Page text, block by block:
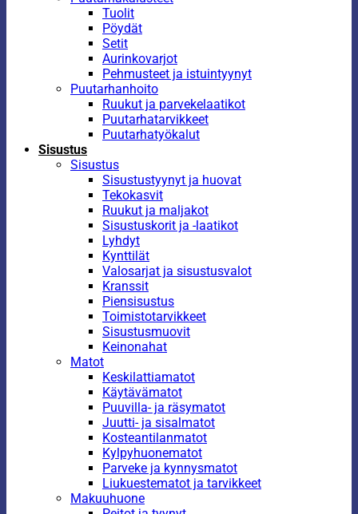
Tuolit
Pöydät
Setit
Aurinkovarjot
Pehmusteet ja istuintyynyt
Puutarhanhoito
Ruukut ja parvekelaatikot
Puutarhatarvikkeet
Puutarhatyökalut
Sisustus
Sisustus
Sisustustyynyt ja huovat
Tekokasvit
Ruukut ja maljakot
Sisustuskorit ja -laatikot
Lyhdyt
Kynttilät
Valosarjat ja sisustusvalot
Kranssit
Piensisustus
Toimistotarvikkeet
Sisustusmuovit
Keinonahat
Matot
Keskilattiamatot
Käytävämatot
Puuvilla- ja räsymatot
Juutti- ja sisalmatot
Kosteantilanmatot
Kylpyhuonematot
Parveke ja kynnysmatot
Liukuestematot ja tarvikkeet
Makuuhuone